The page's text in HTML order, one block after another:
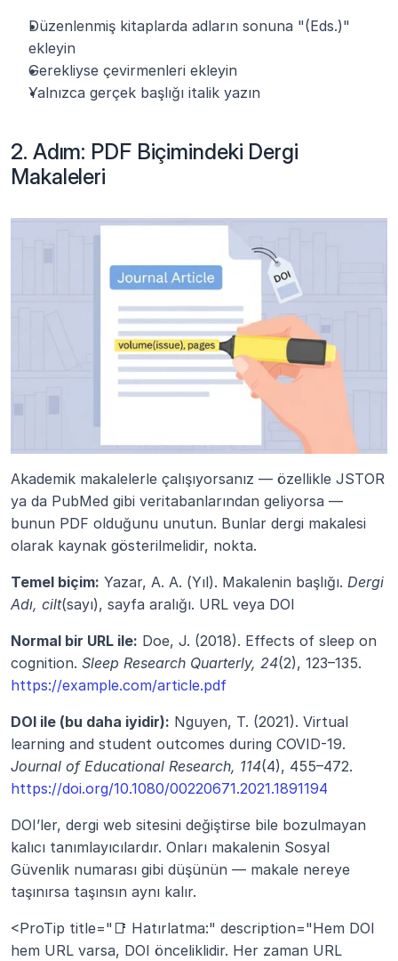
Düzenlenmiş kitaplarda adların sonuna "(Eds.)"
ekleyin
Gerekliyse çevirmenleri ekleyin
Yalnızca gerçek başlığı italik yazın
2. Adım: PDF Biçimindeki Dergi
Makaleleri
Akademik makalelerle çalışıyorsanız — özellikle JSTOR
ya da PubMed gibi veritabanlarından geliyorsa —
bunun PDF olduğunu unutun. Bunlar dergi makalesi
olarak kaynak gösterilmelidir, nokta.
Temel biçim: Yazar, A. A. (Yıl). Makalenin başlığı. Dergi
Adı, cilt(sayı), sayfa aralığı. URL veya DOI
Normal bir URL ile: Doe, J. (2018). Effects of sleep on
cognition. Sleep Research Quarterly, 24
https://example.com/article.pdf
DOI ile (bu daha iyidir): Nguyen, T. (2021). Virtual
Journal of Educational Research, 114
https://doi.org/10.1080/00220671.2021.1891194
DOI’ler, dergi web sitesini değiştirse bile bozulmayan
kalıcı tanımlayıcılardır. Onları makalenin Sosyal
Güvenlik numarası gibi düşünün — makale nereye
taşınırsa taşınsın aynı kalır.
<ProTip title="📑 Hatırlatma:" description="Hem DOI
hem URL varsa, DOI önceliklidir. Her zaman URL